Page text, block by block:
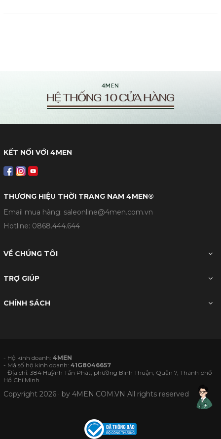
KẾT NỐI VỚI 4MEN
THƯƠNG HIỆU THỜI TRANG NAM 4MEN®
Email mua hàng: saleonline@4men.com.vn
Hotline: 0868.444.644
VỀ CHÚNG TÔI
TRỢ GIÚP
CHÍNH SÁCH
- Hộ kinh doanh:4MEN
- Mã số hộ kinh doanh:41G8046657
- Địa chỉ: 384 Huỳnh Tấn Phát, phường Bình Thuận, Quận 7, Thành phố
Hồ Chí Minh
Copyright 2026 · by4MEN.COM.VN All rights reserved